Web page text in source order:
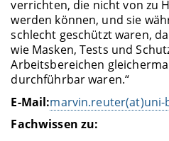
verrichten, die nicht von zu
werden können, und sie
schlecht geschützt waren,
wie Masken, Tests und
Arbeitsbereichen
durchführbar waren.“
E-Mail:marvin.reuter(at)uni-
Fachwissen zu: